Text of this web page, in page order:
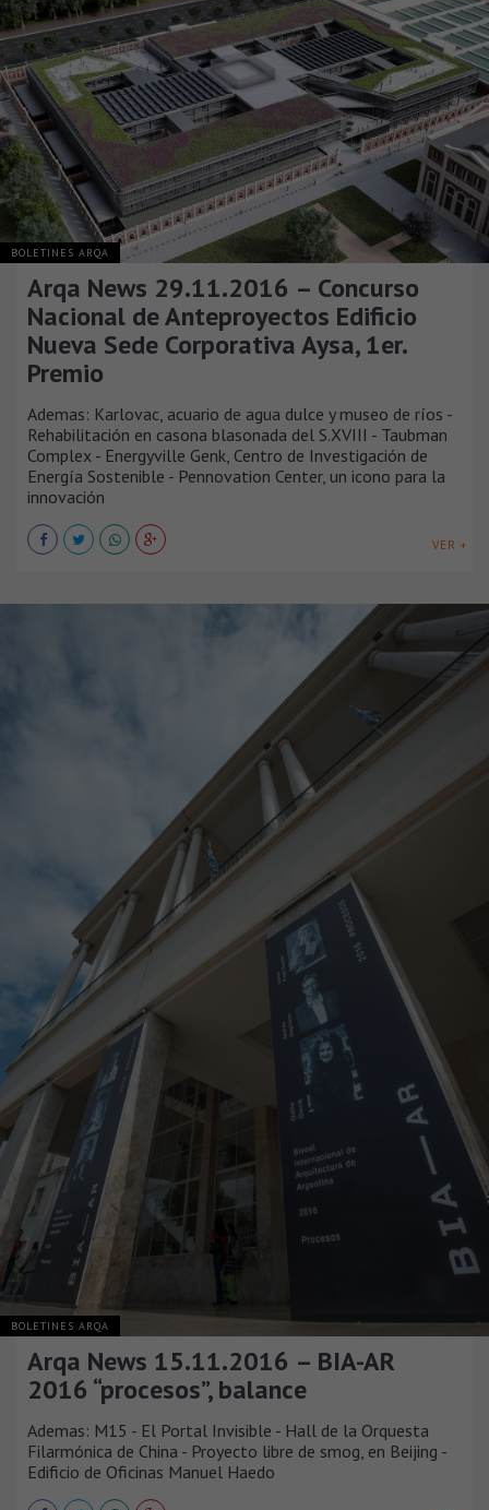
BOLETINES ARQA
Arqa News 29.11.2016 – Concurso
Nacional de Anteproyectos Edificio
Nueva Sede Corporativa Aysa, 1er.
Premio
Ademas: Karlovac, acuario de agua dulce y museo de ríos -
Rehabilitación en casona blasonada del S.XVIII - Taubman
Complex - Energyville Genk, Centro de Investigación de
Energía Sostenible - Pennovation Center, un icono para la
innovación
VER +
BOLETINES ARQA
Arqa News 15.11.2016 – BIA-AR
2016 “procesos”, balance
Ademas: M15 - El Portal Invisible - Hall de la Orquesta
Filarmónica de China - Proyecto libre de smog, en Beijing -
Edificio de Oficinas Manuel Haedo